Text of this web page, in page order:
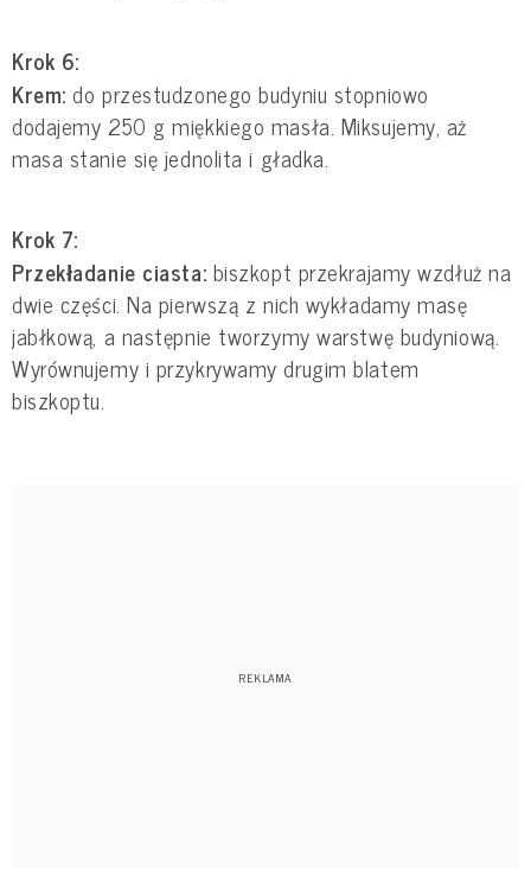
Krok 6:
Krem: do przestudzonego budyniu stopniowo
dodajemy 250 g miękkiego masła. Miksujemy, aż
masa stanie się jednolita i gładka.
Krok 7:
Przekładanie ciasta: biszkopt przekrajamy wzdłuż na
dwie części. Na pierwszą z nich wykładamy masę
jabłkową, a następnie tworzymy warstwę budyniową.
Wyrównujemy i przykrywamy drugim blatem
biszkoptu.